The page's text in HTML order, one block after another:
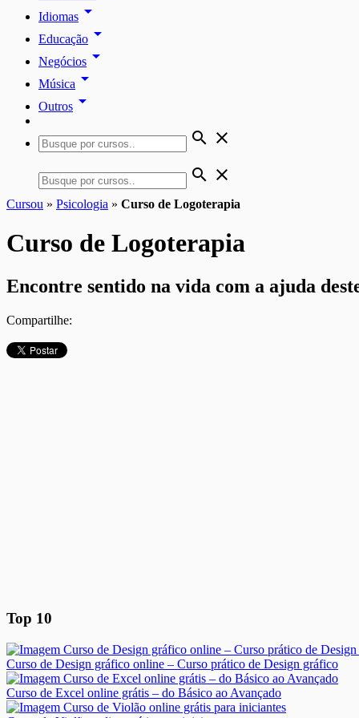
Idiomas arrow_drop_down
Educação arrow_drop_down
Negócios arrow_drop_down
Música arrow_drop_down
Outros arrow_drop_down
search close
search close
Cursou » Psicologia » Curso de Logoterapia
Curso de Logoterapia
Encontre sentido na vida com a ajuda
Compartilhe:
Top 10
Curso de Design gráfico online – Curso prático de Design gráfico
Curso de Excel online grátis – do Básico ao Avançado